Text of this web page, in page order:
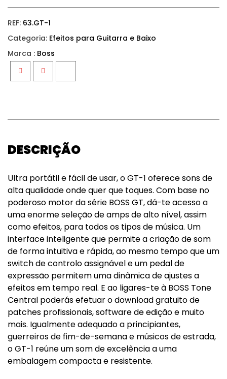
REF: 63.GT-1
Categoria: Efeitos para Guitarra e Baixo
Marca : Boss
FacebookTwitterGoogle+
DESCRIÇÃO
Ultra portátil e fácil de usar, o GT-1 oferece sons de
alta qualidade onde quer que toques. Com base no
poderoso motor da série BOSS GT, dá-te acesso a
uma enorme seleção de amps de alto nível, assim
como efeitos, para todos os tipos de música. Um
interface inteligente que permite a criação de som
de forma intuitiva e rápida, ao mesmo tempo que um
switch de controlo assignável e um pedal de
expressão permitem uma dinâmica de ajustes a
efeitos em tempo real. E ao ligares-te à BOSS Tone
Central poderás efetuar o download gratuito de
patches profissionais, software de edição e muito
mais. Igualmente adequado a principiantes,
guerreiros de fim-de-semana e músicos de estrada,
o GT-1 reúne um som de excelência a uma
embalagem compacta e resistente.